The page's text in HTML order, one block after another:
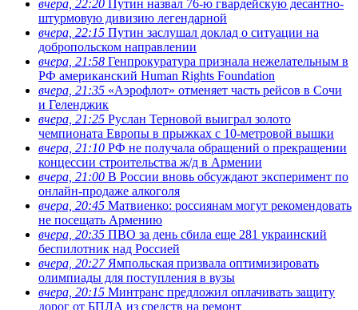
вчера, 22:20 Путин назвал 76-ю гвардейскую десантно-
штурмовую дивизию легендарной
вчера, 22:15 Путин заслушал доклад о ситуации на
добропольском направлении
вчера, 21:58 Генпрокуратура признала нежелательным в
РФ американский Human Rights Foundation
вчера, 21:35 «Аэрофлот» отменяет часть рейсов в Сочи
и Геленджик
вчера, 21:25 Руслан Терновой выиграл золото
чемпионата Европы в прыжках с 10-метровой вышки
вчера, 21:10 РФ не получала обращений о прекращении
концессии строительства ж/д в Армении
вчера, 21:00 В России вновь обсуждают эксперимент по
онлайн-продаже алкоголя
вчера, 20:45 Матвиенко: россиянам могут рекомендовать
не посещать Армению
вчера, 20:35 ПВО за день сбила еще 281 украинский
беспилотник над Россией
вчера, 20:27Ямпольская призвала оптимизировать
олимпиады для поступления в вузы
вчера, 20:15 Минтранс предложил оплачивать защиту
дорог от БПЛА из средств на ремонт